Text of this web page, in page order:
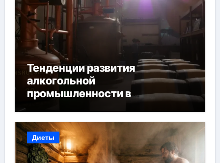
Тенденции развития
алкогольной
промышленности в
Диеты